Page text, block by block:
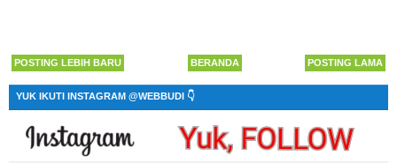
POSTING LEBIH BARU POSTING LAMA
BERANDA
YUK IKUTI INSTAGRAM @WEBBUDI 👇